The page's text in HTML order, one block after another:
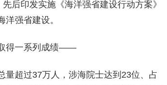
后印发实施《海洋强省建设行动方案》
洋强省建设。
得一系列成绩——
量超过37万人，涉海院士达到23位、占